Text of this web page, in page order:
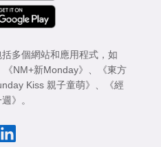
多個網站和應用程式，如
《NM+新Monday》 、
《東方
Kiss 親子童萌》 、
《經
》 。